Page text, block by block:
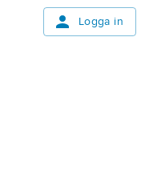
Logga in